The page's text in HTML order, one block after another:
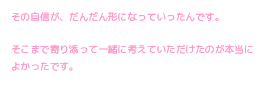
その自信が、だんだん形になっていったんです。
そこまで寄り添って一緒に考えていただけたのが本当に
よかったです。